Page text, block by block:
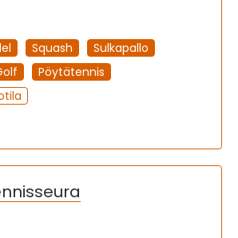
Squash
Sulkapallo
Pöytätennis